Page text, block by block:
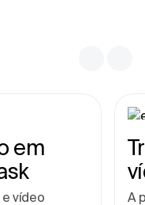
em
vídeo
A